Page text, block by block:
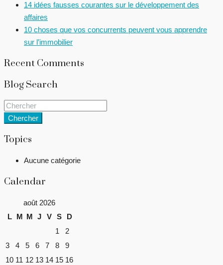
14 idées fausses courantes sur le développement des
affaires
10 choses que vos concurrents peuvent vous apprendre
sur l’immobilier
Recent Comments
Blog Search
Chercher
Topics
Aucune catégorie
Calendar
août 2026
L
M M J V S
D
1
2
3
4 5 6 7 8
9
10 11 12 13 14 15 16